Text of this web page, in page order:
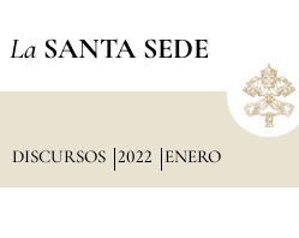
La SANTA SEDE
DISCURSOS 2022 ENERO